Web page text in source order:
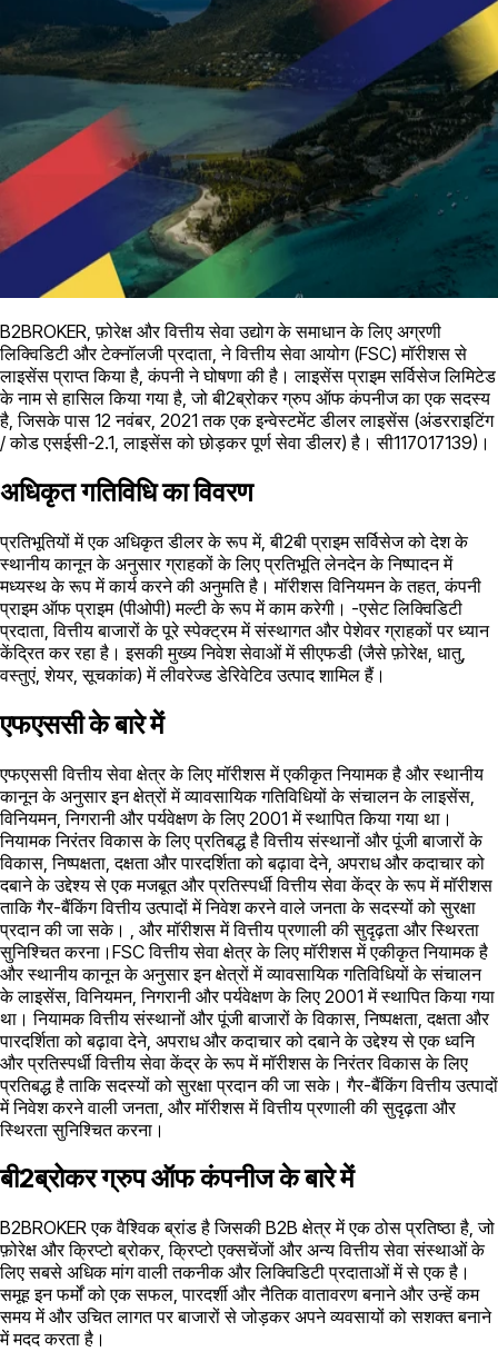
B2BROKER, फ़ोरेक्ष और वित्तीय सेवा उद्योग के समाधान के लिए अग्रणी
लिक्विडिटी और टेक्नॉलजी प्रदाता, ने वित्तीय सेवा आयोग (FSC) मॉरीशस से
लाइसेंस प्राप्त किया है, कंपनी ने घोषणा की है। लाइसेंस प्राइम सर्विसेज लिमिटेड
के नाम से हासिल किया गया है, जो बी2ब्रोकर ग्रुप ऑफ कंपनीज का एक सदस्य
है, जिसके पास 12 नवंबर, 2021 तक एक इन्वेस्टमेंट डीलर लाइसेंस (अंडरराइटिंग
/ कोड एसईसी-2.1, लाइसेंस को छोड़कर पूर्ण सेवा डीलर) है। सी117017139)।
अधिकृत गतिविधि का विवरण
प्रतिभूतियों में एक अधिकृत डीलर के रूप में, बी2बी प्राइम सर्विसेज को देश के
स्थानीय कानून के अनुसार ग्राहकों के लिए प्रतिभूति लेनदेन के निष्पादन में
मध्यस्थ के रूप में कार्य करने की अनुमति है। मॉरीशस विनियमन के तहत, कंपनी
प्राइम ऑफ प्राइम (पीओपी) मल्टी के रूप में काम करेगी। -एसेट लिक्विडिटी
प्रदाता, वित्तीय बाजारों के पूरे स्पेक्ट्रम में संस्थागत और पेशेवर ग्राहकों पर ध्यान
केंद्रित कर रहा है। इसकी मुख्य निवेश सेवाओं में सीएफडी (जैसे फ़ोरेक्ष, धातु,
वस्तुएं, शेयर, सूचकांक) में लीवरेज्ड डेरिवेटिव उत्पाद शामिल हैं।
एफएससी के बारे में
एफएससी वित्तीय सेवा क्षेत्र के लिए मॉरीशस में एकीकृत नियामक है और स्थानीय
कानून के अनुसार इन क्षेत्रों में व्यावसायिक गतिविधियों के संचालन के लाइसेंस,
विनियमन, निगरानी और पर्यवेक्षण के लिए 2001 में स्थापित किया गया था।
नियामक निरंतर विकास के लिए प्रतिबद्ध है वित्तीय संस्थानों और पूंजी बाजारों के
विकास, निष्पक्षता, दक्षता और पारदर्शिता को बढ़ावा देने, अपराध और कदाचार को
दबाने के उद्देश्य से एक मजबूत और प्रतिस्पर्धी वित्तीय सेवा केंद्र के रूप में मॉरीशस
ताकि गैर-बैंकिंग वित्तीय उत्पादों में निवेश करने वाले जनता के सदस्यों को सुरक्षा
प्रदान की जा सके। , और मॉरीशस में वित्तीय प्रणाली की सुदृढ़ता और स्थिरता
सुनिश्चित करना।FSC वित्तीय सेवा क्षेत्र के लिए मॉरीशस में एकीकृत नियामक है
और स्थानीय कानून के अनुसार इन क्षेत्रों में व्यावसायिक गतिविधियों के संचालन
के लाइसेंस, विनियमन, निगरानी और पर्यवेक्षण के लिए 2001 में स्थापित किया गया
था। नियामक वित्तीय संस्थानों और पूंजी बाजारों के विकास, निष्पक्षता, दक्षता और
पारदर्शिता को बढ़ावा देने, अपराध और कदाचार को दबाने के उद्देश्य से एक ध्वनि
और प्रतिस्पर्धी वित्तीय सेवा केंद्र के रूप में मॉरीशस के निरंतर विकास के लिए
प्रतिबद्ध है ताकि सदस्यों को सुरक्षा प्रदान की जा सके। गैर-बैंकिंग वित्तीय उत्पादों
में निवेश करने वाली जनता, और मॉरीशस में वित्तीय प्रणाली की सुदृढ़ता और
स्थिरता सुनिश्चित करना।
बी2ब्रोकर ग्रुप ऑफ कंपनीज के बारे में
B2BROKER एक वैश्विक ब्रांड है जिसकी B2B क्षेत्र में एक ठोस प्रतिष्ठा है, जो
फ़ोरेक्ष और क्रिप्टो ब्रोकर, क्रिप्टो एक्सचेंजों और अन्य वित्तीय सेवा संस्थाओं के
लिए सबसे अधिक मांग वाली तकनीक और लिक्विडिटी प्रदाताओं में से एक है।
समूह इन फर्मों को एक सफल, पारदर्शी और नैतिक वातावरण बनाने और उन्हें कम
समय में और उचित लागत पर बाजारों से जोड़कर अपने व्यवसायों को सशक्त बनाने
में मदद करता है।